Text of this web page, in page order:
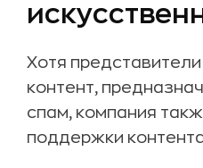
Хотя
контент,
спам, компания
поддержки